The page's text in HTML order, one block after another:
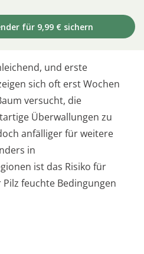
für 9,99 € sichern
und erste
sich oft erst Wochen
versucht, die
Überwallungen zu
anfälliger für weitere
in
ist das Risiko für
feuchte Bedingungen